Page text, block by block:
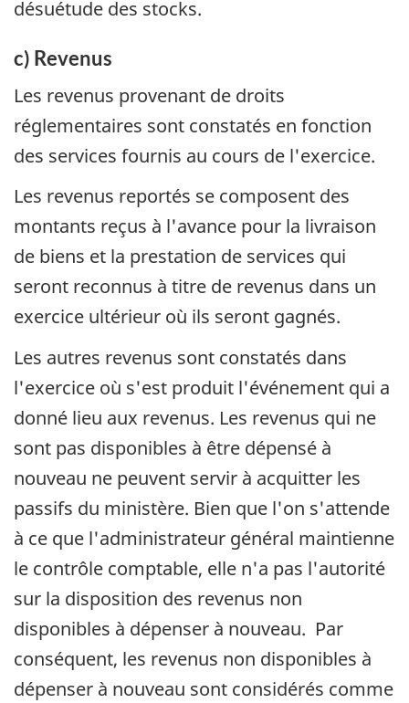
désuétude des stocks.
c) Revenus
Les revenus provenant de droits
réglementaires sont constatés en fonction
des services fournis au cours de l'exercice.
Les revenus reportés se composent des
montants reçus à l'avance pour la livraison
de biens et la prestation de services qui
seront reconnus à titre de revenus dans un
exercice ultérieur où ils seront gagnés.
Les autres revenus sont constatés dans
l'exercice où s'est produit l'événement qui a
donné lieu aux revenus. Les revenus qui ne
sont pas disponibles à être dépensé à
nouveau ne peuvent servir à acquitter les
passifs du ministère. Bien que l'on s'attende
à ce que l'administrateur général maintienne
le contrôle comptable, elle n'a pas l'autorité
sur la disposition des revenus non
disponibles à dépenser à nouveau. Par
conséquent, les revenus non disponibles à
dépenser à nouveau sont considérés comme